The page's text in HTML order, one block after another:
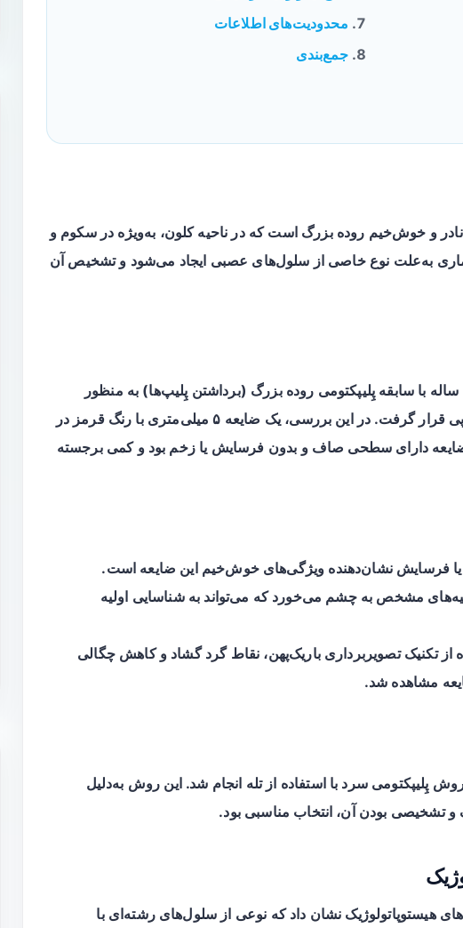
محدودیت‌های اطلاعات
جمع‌بندی
نادر و خوش‌خیم روده بزرگ است که در ناحیه کلون، به‌ویژه در سکوم و
به‌علت نوع خاصی از سلول‌های عصبی ایجاد می‌شود و تشخیص آن
در یک مورد گزارش‌شده، مردی ۵۹ ساله با سابقه پِلیپکتومی روده بزرگ (برداشتن پِلیپ‌ها) به منظور
بررسی غربالگری تحت کولونوسکوپی قرار گرفت. در این بررسی، یک ضایعه ۵ میلی‌متری با رنگ قرمز در
ضایعه دارای سطحی صاف و بدون فرسایش یا زخم بود و کمی برجسته
فرسایش نشان‌دهنده ویژگی‌های خوش‌خیم این ضایعه است.
مشخص به چشم می‌خورد که می‌تواند به شناسایی اولیه
از تکنیک تصویربرداری باریک‌پهن، نقاط گرد گشاد و کاهش چگالی
مشاهده شد.
پِلیپکتومی سرد با استفاده از تله انجام شد. این روش به‌دلیل
تشخیصی بودن آن، انتخاب مناسبی بود.
هیستوپاتولوژیک نشان داد که نوعی از سلول‌های رشته‌ای با